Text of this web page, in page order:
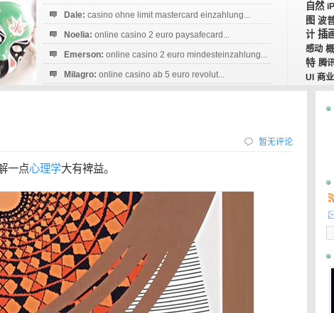
Dale: casino ohne limit mastercard einzahlung...
Noelia: online casino 2 euro paysafecard...
Emerson: online casino 2 euro mindesteinzahlung...
Milagro: online casino ab 5 euro revolut...
自然
图 波
计 插
感动
特 腾
UI
商业
暂无评论
一点心理学大有裨益。